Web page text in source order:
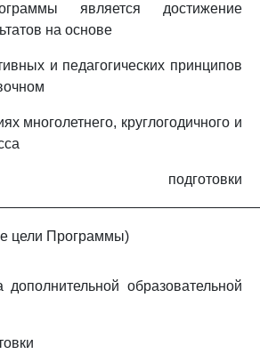
является достижение
на основе
и педагогических принципов
многолетнего, круглогодичного и
подготовки
цели Программы)
дополнительной образовательной